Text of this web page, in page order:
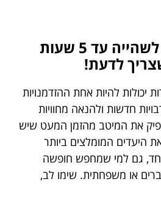
יעדים מדהימים לשהייה עד 5 שעות
לדעת!
יכולות להיות אחת ההזדמנויות
חדשות ולהנאה מחוויות
את המיטב מהזמן המעט שיש
היעדים המומלצים ביותר
גם למי שמחפש חופשה
או משפחתית. שימו לב,